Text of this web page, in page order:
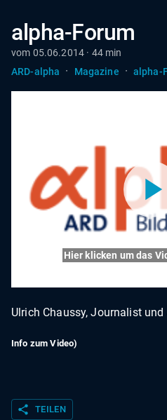
alpha-Forum
vom 05.06.2014 · 44 min
ARD-alpha
· Magazine · alpha-
Hier klicken um das
Ulrich Chaussy, Journalist und
Info zum Video)
share TEILEN